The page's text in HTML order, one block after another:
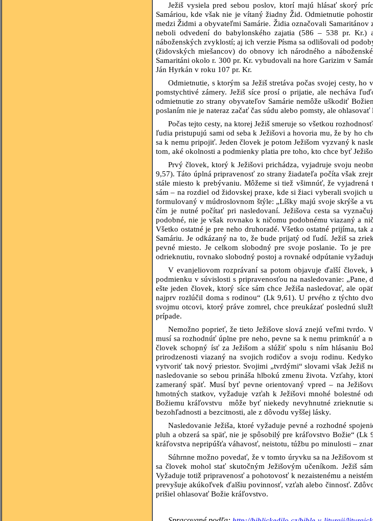
Ježiš vysiela pred sebou poslov, ktorí majú hlásať skorý
Samáriou, kde však nie je vítaný žiadny Žid. Odmietnutie
medzi Židmi a obyvateľmi Samárie. Židia označovali
neboli odvedení do babylonského zajatia (586 – 538 pr. Kr.)
náboženských zvyklostí; aj ich verzie Písma sa odlišovali od
(židovských miešancov) do obnovy ich národného a
Samaritáni okolo r. 300 pr. Kr. vybudovali na hore Garizim v
Ján Hyrkán v roku 107 pr. Kr.
Odmietnutie, s ktorým sa Ježiš stretáva počas svojej cesty,
pomstychtivé zámery. Ježiš síce prosí o prijatie, ale necháva
odmietnutie zo strany obyvateľov Samárie nemôže uškodiť
poslaním nie je nateraz začať čas súdu alebo pomsty, ale
Počas tejto cesty, na ktorej Ježiš smeruje so všetkou
ľudia pristupujú sami od seba k Ježišovi a hovoria mu, že by ho
sa k nemu pripojiť. Jeden človek je potom Ježišom vyzvaný k
tom, aké okolnosti a podmienky platia pre toho, kto chce byť
Prvý človek, ktorý k Ježišovi prichádza, vyjadruje svoju
9,57). Táto úplná pripravenosť zo strany žiadateľa počíta však
stále miesto k prebývaniu. Môžeme si tiež všimnúť, že
sám – na rozdiel od židovskej praxe, kde si žiaci vyberali svojich
formulovaný v múdroslovnom štýle: „Líšky majú svoje skrýše a
čím je nutné počítať pri nasledovaní. Ježišova cesta sa
podobné, nie je však rovnako k ničomu podobnému viazaný a
Všetko ostatné je pre neho druhoradé. Všetko ostatné prijíma,
Samáriu. Je odkázaný na to, že bude prijatý od ľudí. Ježiš sa
pevné miesto. Je celkom slobodný pre svoje poslanie. To je
odrieknutiu, rovnako slobodný postoj a rovnaké odpútanie
V evanjeliovom rozprávaní sa potom objavuje ďalší človek,
podmienku v súvislosti s pripravenosťou na nasledovanie:
ešte jeden človek, ktorý síce sám chce Ježiša nasledovať, ale
najprv rozlúčil doma s rodinou“ (Lk 9,61). U prvého z týchto
svojmu otcovi, ktorý práve zomrel, chce preukázať poslednú
prípade.
Nemožno poprieť, že tieto Ježišove slová znejú veľmi tvrdo.
musí sa rozhodnúť úplne pre neho, pevne sa k nemu primknúť a
človek schopný ísť za Ježišom a slúžiť spolu s ním hlásaniu
prirodzenosti viazaný na svojich rodičov a svoju rodinu.
vytvoriť tak nový priestor. Svojimi „tvrdými“ slovami však Ježiš
nasledovanie so sebou prináša hlbokú zmenu života. Vzťahy,
zameraný späť. Musí byť pevne orientovaný vpred – na
hmotných statkov, vyžaduje vzťah k Ježišovi mnohé bolestné
Božiemu kráľovstvu môže byť niekedy nevyhnutné zrieknutie
bezohľadnosti a bezcitnosti, ale z dôvodu vyššej lásky.
Nasledovanie Ježiša, ktoré vyžaduje pevné a rozhodné
pluh a obzerá sa späť, nie je spôsobilý pre kráľovstvo Božie“ (Lk
kráľovstva nepripúšťa váhavosť, neistotu, túžbu po minulosti –
Súhrnne možno povedať, že v tomto úryvku sa na Ježišovom
sa človek mohol stať skutočným Ježišovým učeníkom. Ježiš
Vyžaduje totiž pripravenosť a pohotovosť k nezaistenému a
prevyšuje akúkoľvek ďalšiu povinnosť, vzťah alebo činnosť.
prišiel ohlasovať Božie kráľovstvo.